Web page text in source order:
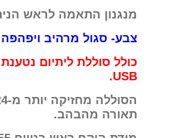
מנגנון התאמה לראש
צבע- סגול מרהיב
USB.
תאורה מהבהב.